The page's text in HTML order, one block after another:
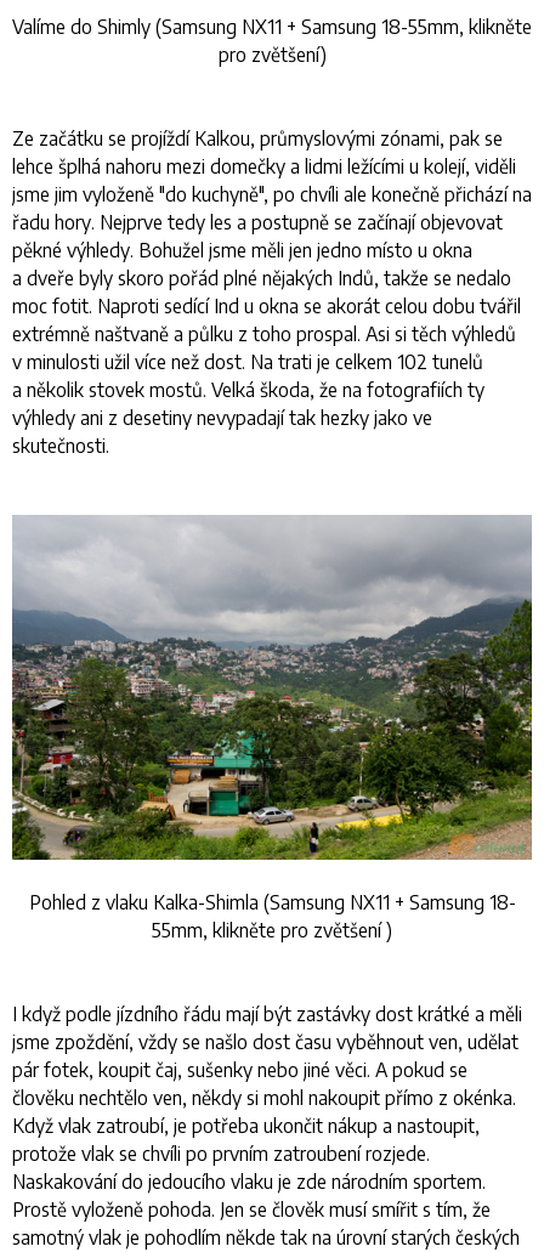
Valíme do Shimly (Samsung NX11 + Samsung 18-55mm, klikněte
pro zvětšení)
Ze začátku se projíždí Kalkou, průmyslovými zónami, pak se
lehce šplhá nahoru mezi domečky a lidmi ležícími u kolejí, viděli
jsme jim vyloženě "do kuchyně", po chvíli ale konečně přichází na
řadu hory. Nejprve tedy les a postupně se začínají objevovat
pěkné výhledy. Bohužel jsme měli jen jedno místo u okna
a dveře byly skoro pořád plné nějakých Indů, takže se nedalo
moc fotit. Naproti sedící Ind u okna se akorát celou dobu tvářil
extrémně naštvaně a půlku z toho prospal. Asi si těch výhledů
v minulosti užil více než dost. Na trati je celkem 102 tunelů
a několik stovek mostů. Velká škoda, že na fotografiích ty
výhledy ani z desetiny nevypadají tak hezky jako ve
skutečnosti.
Pohled z vlaku Kalka-Shimla (Samsung NX11 + Samsung 18-
55mm, klikněte pro zvětšení)
I když podle jízdního řádu mají být zastávky dost krátké a měli
jsme zpoždění, vždy se našlo dost času vyběhnout ven, udělat
pár fotek, koupit čaj, sušenky nebo jiné věci. A pokud se
člověku nechtělo ven, někdy si mohl nakoupit přímo z okénka.
Když vlak zatroubí, je potřeba ukončit nákup a nastoupit,
protože vlak se chvíli po prvním zatroubení rozjede.
Naskakování do jedoucího vlaku je zde národním sportem.
Prostě vyloženě pohoda. Jen se člověk musí smířit s tím, že
samotný vlak je pohodlím někde tak na úrovní starých českých